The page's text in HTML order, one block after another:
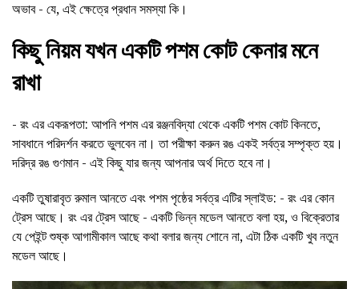
অভাব - যে, এই ক্ষেত্রে প্রধান সমস্যা কি।
কিছু নিয়ম যখন একটি পশম কোট কেনার মনে
রাখা
- রং এর একরূপতা: আপনি পশম এর রঞ্জনবিদ্যা থেকে একটি পশম কোট কিনতে,
সাবধানে পরিদর্শন করতে ভুলবেন না। তা পরীক্ষা করুন রঙ একই সর্বত্র সম্পৃক্ত হয়।
দরিদ্র রঙ গুণমান - এই কিছু যার জন্য আপনার অর্থ দিতে হবে না।
একটি তুষারাবৃত রুমাল আনতে এবং পশম পৃষ্ঠের সর্বত্র এটির স্লাইড: - রং এর কোন
ট্রেস আছে। রং এর ট্রেস আছে - একটি ভিন্ন মডেল আনতে বলা হয়, ও বিক্রেতার
যে পেইন্ট শুষ্ক আগামীকাল আছে কথা বলার জন্য শোনে না, এটা ঠিক একটি খুব নতুন
মডেল আছে।